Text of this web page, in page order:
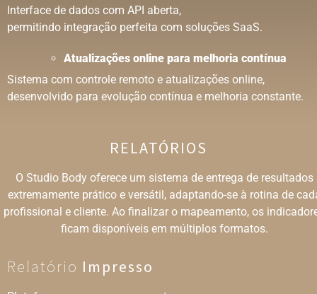
Interface de dados com API aberta,
permitindo integração perfeita com soluções SaaS.
Atualizações online para melhoria contínua
Sistema com controle remoto e atualizações online,
desenvolvido para evolução contínua e melhoria constante.
RELATÓRIOS
O Studio Body oferece um sistema de entrega de resultados
extremamente prático e versátil, adaptando-se à rotina de
profissional e cliente. Ao finalizar o mapeamento, os
ficam disponíveis em múltiplos formatos.
Relatório Impresso